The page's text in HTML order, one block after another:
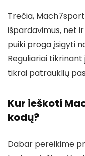
Trečia,
išpardavimus, net
puiki proga įsigyti
Reguliariai
tikrai patrauklių
Kur ieškoti
kodų?
Dabar pereikime